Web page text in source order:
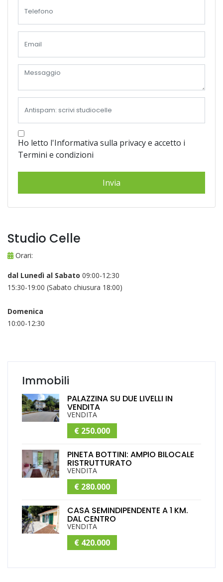
Ho letto l'Informativa sulla privacy e accetto i
Termini e condizioni
Studio Celle
Orari:
dal Lunedì al Sabato 09:00-12:30
15:30-19:00 (Sabato chiusura 18:00)
Domenica
10:00-12:30
Immobili
PALAZZINA SU DUE LIVELLI IN
VENDITA
VENDITA
€ 250.000
PINETA BOTTINI: AMPIO BILOCALE
RISTRUTTURATO
VENDITA
€ 280.000
CASA SEMINDIPENDENTE A 1 KM.
DAL CENTRO
VENDITA
€ 420.000